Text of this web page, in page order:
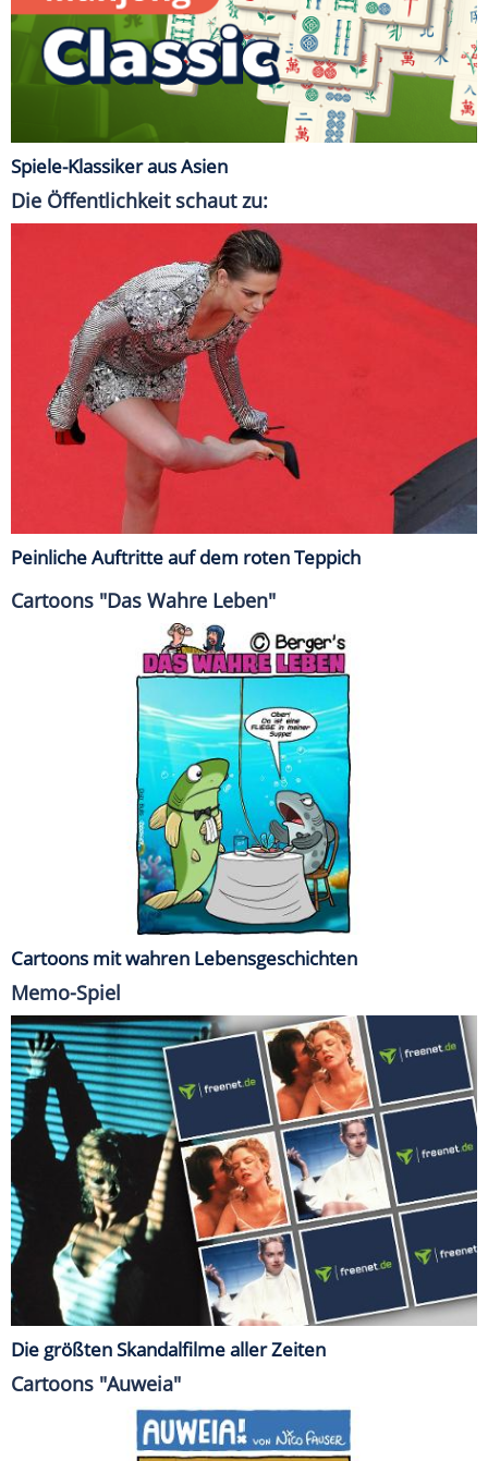
Spiele-Klassiker aus Asien
Die Öffentlichkeit schaut zu:
Peinliche Auftritte auf dem roten Teppich
Cartoons "Das Wahre Leben"
Cartoons mit wahren Lebensgeschichten
Memo-Spiel
Die größten Skandalfilme aller Zeiten
Cartoons "Auweia"